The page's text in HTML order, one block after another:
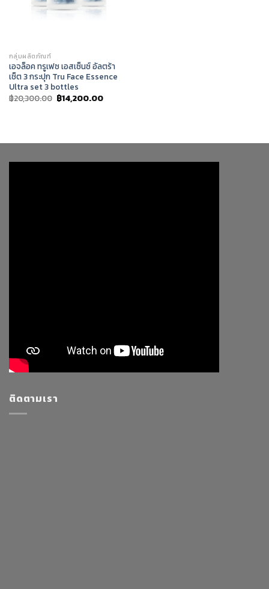
กลุ่มผลิตภัณฑ์
เอจล็อค ทรูเฟซ เอสเซ็นซ์ อัลตร้า
เช็ต 3 กระปุก Tru Face Essence
Ultra set 3 bottles
฿20,300.00 Original
price
฿14,200.00Current
ติดตามเรา